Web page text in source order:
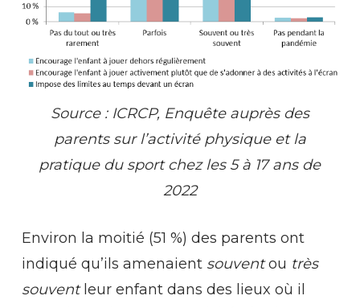
Source : ICRCP, Enquête auprès des
parents sur l’activité physique et la
pratique du sport chez les 5 à 17 ans de
2022
Environ la moitié (51 %) des parents ont
indiqué qu’ils amenaient souventou très
souvent leur enfant dans des lieux où il